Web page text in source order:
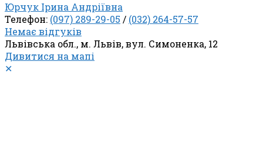
Юрчук Ірина Андріївна
Телефон: (097) 289-29-05 / (032) 264-57-57
Немає відгуків
Львівська обл., м. Львів, вул. Симоненка, 12
Дивитися на мапі
✕